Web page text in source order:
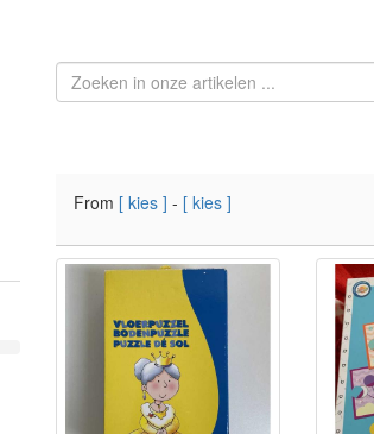
From [ kies ] - [ kies ]